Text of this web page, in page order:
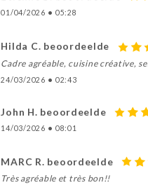
01/04/2026 • 05:28
Hilda C. beoordeelde
Cadre agréable, cuisine créative,
24/03/2026 • 02:43
John H. beoordeelde
14/03/2026 • 08:01
MARC R. beoordeelde
Très agréable et très bon!!